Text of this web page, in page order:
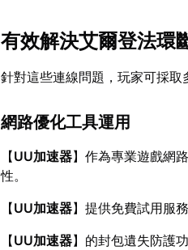
有效解決艾爾登法環
針對這些連線問題，玩家可採取
網路優化工具運用
【UU加速器】作為專業遊戲網
性。
【UU加速器】提供免費試用服
【UU加速器】的封包遺失防護